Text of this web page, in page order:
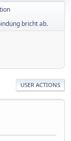
bricht ab.
USER ACTIONS